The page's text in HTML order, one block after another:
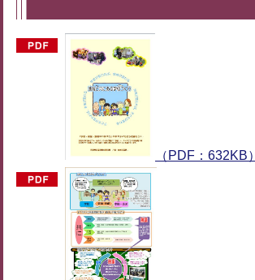
（PDF：632KB）